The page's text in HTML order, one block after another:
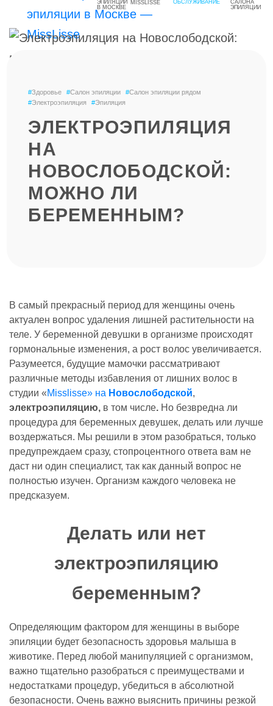
MISSLISSE
#Здоровье #Салон эпиляции #Салон эпиляции рядом
#Электроэпиляция #Эпиляция
ЭЛЕКТРОЭПИЛЯЦИЯ
НА
НОВОСЛОБОДСКОЙ:
МОЖНО ЛИ
БЕРЕМЕННЫМ?
В самый прекрасный период для женщины очень
актуален вопрос удаления лишней растительности на
теле. У беременной девушки в организме происходят
гормональные изменения, а рост волос увеличивается.
Разумеется, будущие мамочки рассматривают
различные методы избавления от лишних волос в
студии «Misslisse» на Новослободской,
электроэпиляцию, в том числе. Но безвредна ли
процедура для беременных девушек, делать или лучше
воздержаться. Мы решили в этом разобраться, только
предупреждаем сразу, стопроцентного ответа вам не
даст ни один специалист, так как данный вопрос не
полностью изучен. Организм каждого человека не
предсказуем.
Делать или нет
электроэпиляцию
беременным?
Определяющим фактором для женщины в выборе
эпиляции будет безопасность здоровья малыша в
животике. Перед любой манипуляцией с организмом,
важно тщательно разобраться с преимуществами и
недостатками процедур, убедиться в абсолютной
безопасности. Очень важно выяснить причины резкой